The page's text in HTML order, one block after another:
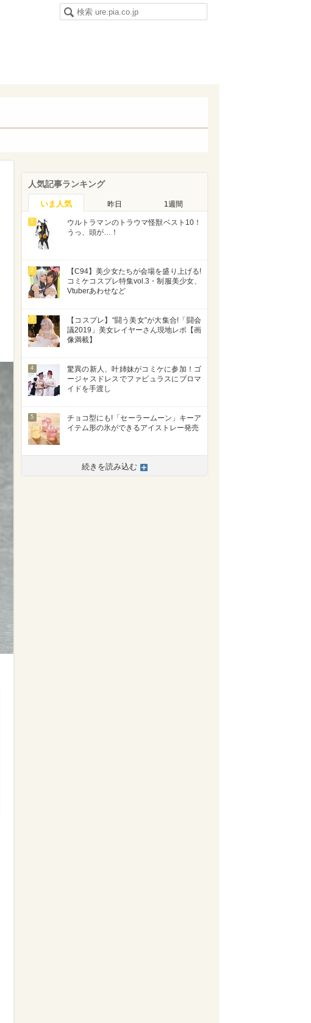
人気記事ランキング
いま人気 昨日 1週間
1
ウルトラマンのトラウマ怪獣ベスト10！
うっ、頭が…！
2
【C94】美少女たちが会場を盛り上げる!
コミケコスプレ特集vol.3・制服美少女、
Vtuberあわせなど
3
【コスプレ】“闘う美女”が大集合!「闘会
議2019」美女レイヤーさん現地レポ【画
像満載】
4
驚異の新人、叶姉妹がコミケに参加！ゴ
ージャスドレスでファビュラスにブロマ
イドを手渡し
5
チョコ型にも!「セーラームーン」キーア
イテム形の氷ができるアイストレー発売
続きを読み込む